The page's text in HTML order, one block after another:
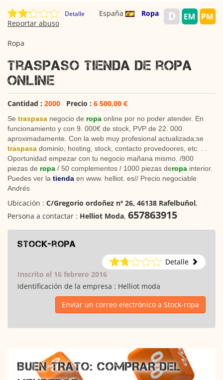
Detalle España
Ropa
Reportar abuso
Ropa
Traspaso tienda de ropa
online
Cantidad : 2000 Precio : 6 500,00 €
Se traspasa negocio de ropa online por no poder atender. En
funcionamiento y con 9. 000€ de stock, PVP de 22. 000
aproximadamente. Con la web muy profesional actualizada;se
traspasa dominio, hosting, stock, contacto provedoores, etc. . .
Oportunidad empezar con tu negocio mañana mismo. /900
piezas de ropa / 50 complementos / 1000 piezas deropa interior.
Puedes ver la tienda en www. helliot. es// Precio negociable
Andrés
Ubicación : C/Gregorio ordoñez nº 26, 46138 Rafelbuñol,
Persona a contactar : Helliot Moda, 657863915
Stock-ropa
Detalle
Inscrito el 16 febrero 2016
Identificación de la empresa : Helliot moda
Enviar un correo electrónico a Stock-ropa
BUEN TRATO: COMPRAR DEL